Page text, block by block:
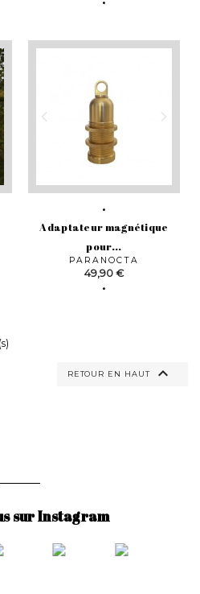
Adaptateur magnétique
pour...
PARANOCTA
Prix
49,90 €
RETOUR EN HAUT 
sur Instagram